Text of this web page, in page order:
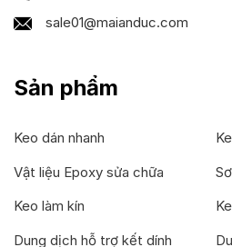
sale01@maianduc.com
Sản phẩm
Keo dán nhanh
Vật liệu Epoxy sửa chữa
Keo làm kín
Dung dịch hỗ trợ kết dính